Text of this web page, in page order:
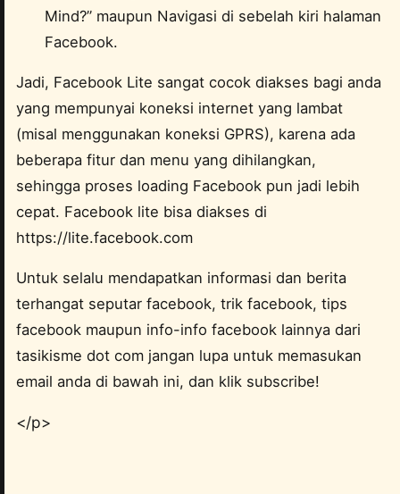
Mind?” maupun Navigasi di sebelah kiri halaman
Facebook.
Jadi, Facebook Lite sangat cocok diakses bagi anda
yang mempunyai koneksi internet yang lambat
(misal menggunakan koneksi GPRS), karena ada
beberapa fitur dan menu yang dihilangkan,
sehingga proses loading Facebook pun jadi lebih
cepat. Facebook lite bisa diakses di
https://lite.facebook.com
Untuk selalu mendapatkan informasi dan berita
terhangat seputar facebook, trik facebook, tips
facebook maupun info-info facebook lainnya dari
tasikisme dot com jangan lupa untuk memasukan
email anda di bawah ini, dan klik subscribe!
</p>